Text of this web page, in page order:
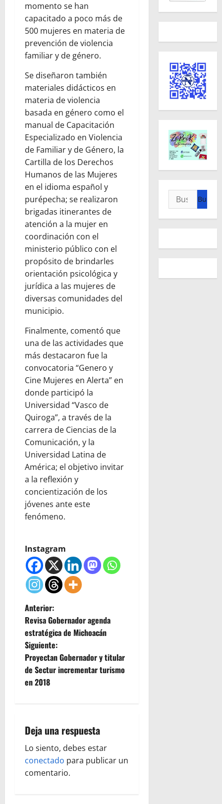
momento se han
capacitado a poco más de
500 mujeres en materia de
prevención de violencia
familiar y de género.
Se diseñaron también
materiales didácticos en
materia de violencia
basada en género como el
manual de Capacitación
Especializado en Violencia
de Familiar y de Género, la
Cartilla de los Derechos
Humanos de las Mujeres
en el idioma español y
purépecha; se realizaron
brigadas itinerantes de
atención a la mujer en
coordinación con el
ministerio público con el
propósito de brindarles
orientación psicológica y
jurídica a las mujeres de
diversas comunidades del
municipio.
Finalmente, comentó que
una de las actividades que
más destacaron fue la
convocatoria “Genero y
Cine Mujeres en Alerta” en
donde participó la
Universidad “Vasco de
Quiroga”, a través de la
carrera de Ciencias de la
Comunicación, y la
Universidad Latina de
América; el objetivo invitar
a la reflexión y
concientización de los
jóvenes ante este
fenómeno.
Instagram
N
a
v
e
c
i
ó
Anterior:
Revisa Gobernador agenda
estratégica de Michoacán
Siguiente:
Proyectan Gobernador y titular
de Sectur incrementar turismo
en 2018
Deja una respuesta
Lo siento, debes estar
conectado para publicar un
comentario.
Buscar: